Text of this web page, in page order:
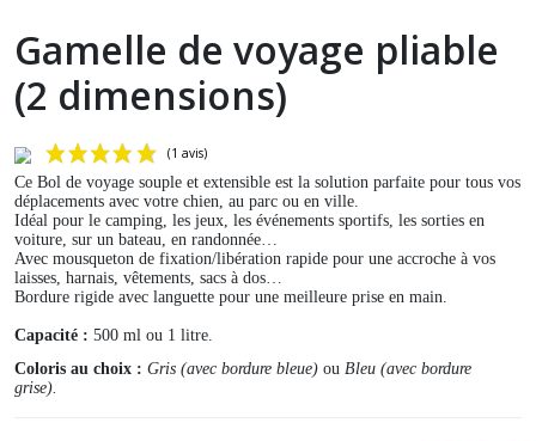
Gamelle de voyage pliable
(2 dimensions)
(1 avis)
Ce Bol de voyage souple et extensible est la solution parfaite pour tous vos
déplacements avec votre chien, au parc ou en ville.
Idéal pour le camping, les jeux, les événements sportifs, les sorties en
voiture, sur un bateau, en randonnée…
Avec mousqueton de fixation/libération rapide pour une accroche à vos
laisses, harnais, vêtements, sacs à dos…
Bordure rigide avec languette pour une meilleure prise en main.
Capacité : 500 ml ou 1 litre.
Coloris au choix : Gris (avec bordure bleue) ou Bleu (avec bordure
grise).